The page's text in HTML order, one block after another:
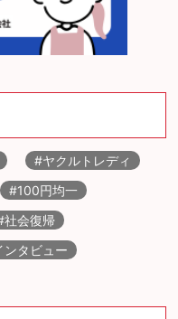
#ヤクルトレディ
#100円均一
社会復帰
ンタビュー